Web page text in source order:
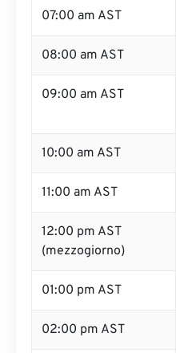
07:00 am AST
08:00 am AST
09:00 am AST
10:00 am AST
11:00 am AST
12:00 pm AST
(mezzogiorno)
01:00 pm AST
02:00 pm AST